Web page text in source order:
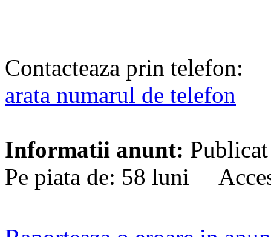
Contacteaza prin telefon:
arata numarul de telefon
Informatii anunt:
Pe piata de: 58 luni